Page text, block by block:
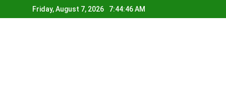
to
Friday, August 7, 2026 7:44:47 AM